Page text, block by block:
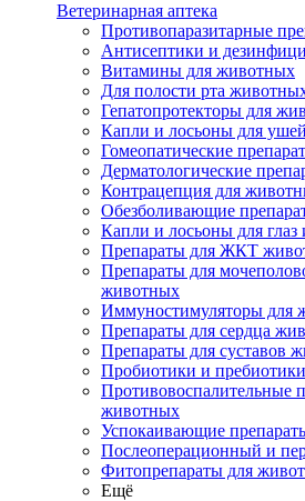
Ветеринарная аптека
Противопаразитарные
Антисептики и
Витамины для животных
Для полости рта
Гепатопротекторы для
Капли и лосьоны для
Гомеопатические
Дерматологические
Контрацепция для
Обезболивающие
Капли и лосьоны для
Препараты для ЖКТ
Препараты для
животных
Иммуностимуляторы для
Препараты для сердца
Препараты для суставов
Пробиотики и
Противовоспалительные
животных
Успокаивающие
Послеоперационный и
Фитопрепараты для
Ещё